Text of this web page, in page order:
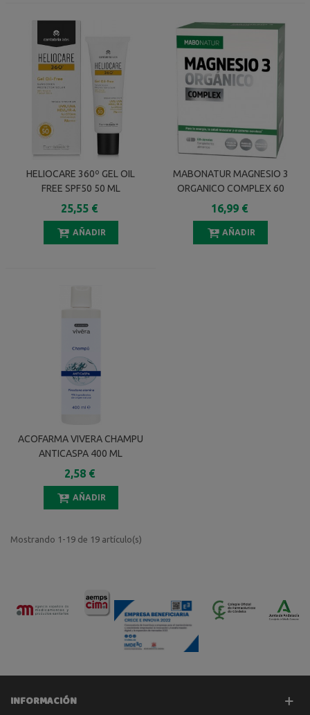
HELIOCARE 360º GEL OIL
FREE SPF50 50 ML
25,55 €
AÑADIR
MABONATUR MAGNESIO 3
ORGANICO COMPLEX 60
CAPSULAS
16,99 €
AÑADIR
ACOFARMA VIVERA CHAMPU
ANTICASPA 400 ML
2,58 €
AÑADIR
Mostrando 1-19 de 19 artículo(s)
INFORMACIÓN